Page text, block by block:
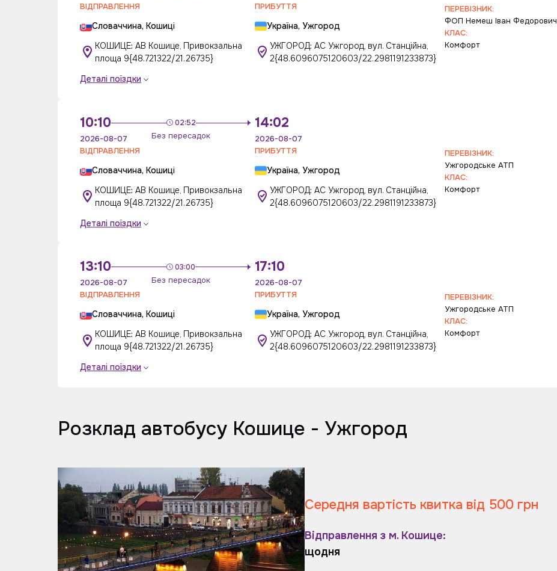
ВІДПРАВЛЕННЯ
Словаччина, Кошиці
КОШИЦЕ: АВ Кошице, Привокзальна
площа 9{48.721322/21.26735}
Деталі поїздки
ПРИБУТТЯ
Україна, Ужгород
УЖГОРОД: АС Ужгород, вул. Станційна,
2{48.6096075120603/22.2981191233873}
ПЕРЕВІЗНИК:
ФОП Немеш Іван Федорович
КЛАС:
Комфорт
10:10 02:52
Без пересадок
2026-08-07
ВІДПРАВЛЕННЯ
Словаччина, Кошиці
КОШИЦЕ: АВ Кошице, Привокзальна
площа 9{48.721322/21.26735}
Деталі поїздки
14:02
2026-08-07
ПРИБУТТЯ
Україна, Ужгород
УЖГОРОД: АС Ужгород, вул. Станційна,
2{48.6096075120603/22.2981191233873}
ПЕРЕВІЗНИК:
Ужгopoдcьке ATП
КЛАС:
Комфорт
13:10 03:00
Без пересадок
2026-08-07
ВІДПРАВЛЕННЯ
Словаччина, Кошиці
КОШИЦЕ: АВ Кошице, Привокзальна
площа 9{48.721322/21.26735}
Деталі поїздки
17:10
2026-08-07
ПРИБУТТЯ
Україна, Ужгород
УЖГОРОД: АС Ужгород, вул. Станційна,
2{48.6096075120603/22.2981191233873}
ПЕРЕВІЗНИК:
Ужгopoдcьке ATП
КЛАС:
Комфорт
Розклад автобусу Кошице - Ужгород
Середня вартість квитка від 500 грн
Відправлення з м. Кошице:
щодня